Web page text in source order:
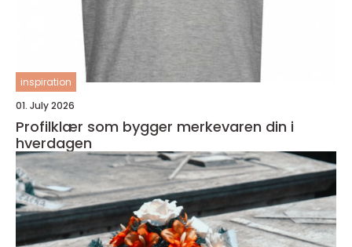
inspiration
01. July 2026
Profilklær som bygger merkevaren din i
hverdagen